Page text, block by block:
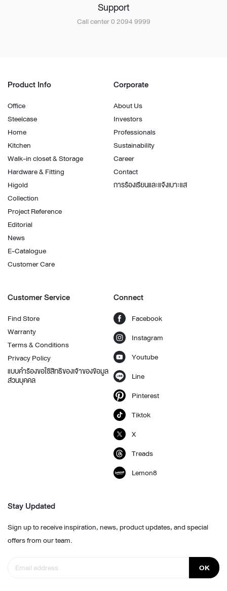
Support
Call center 0 2094 9999
Product Info
Office
Steelcase
Home
Kitchen
Walk-in closet & Storage
Hardware & Fitting
Higold
Collection
Project Reference
Editorial
News
E-Catalogue
Customer Care
Corporate
About Us
Investors
Professionals
Sustainability
Career
Contact
การร้องเรียนและแจ้งเบาะแส
Customer Service
Find Store
Warranty
Terms & Conditions
Privacy Policy
แบบคำร้องขอใช้สิทธิของเจ้าของข้อมูล
ส่วนบุคคล
Connect
Facebook
Instagram
Youtube
Line
Pinterest
Tiktok
X
Treads
Lemon8
Stay Updated
Sign up to receive inspiration, news, product updates, and special
offers from our team.
OK